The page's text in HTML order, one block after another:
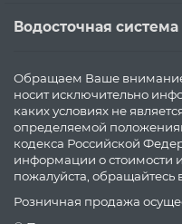
Водосточная система
Обращаем Ваше внимание
носит исключительно
каких условиях не
определяемой
кодекса Российской
информации о стоимости
пожалуйста, обращайтесь
Розничная продажа